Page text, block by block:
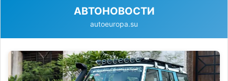
АВТОНОВОСТИ
autoeuropa.su